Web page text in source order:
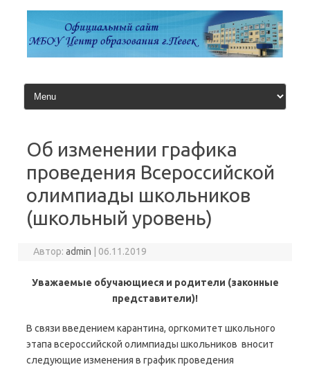
содержимому
Об изменении графика
проведения Всероссийской
олимпиады школьников
(школьный уровень)
Автор:admin 06.11.2019
Уважаемые обучающиеся и родители (законные
представители)!
В связи введением карантина, оргкомитет школьного
этапа всероссийской олимпиады школьников вносит
следующие изменения в график проведения